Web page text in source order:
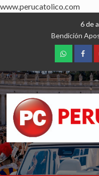
www.perucatolico.com
6 de
Bendición
WhatsApp